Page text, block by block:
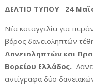
ΔΕΛΤΙΟ ΤΥΠΟΥ 24
Νέα καταγγελία για
βάρος δανειοληπτών
Δανειοληπτών και
Βορείου Ελλάδος.
αντίγραφα δύο